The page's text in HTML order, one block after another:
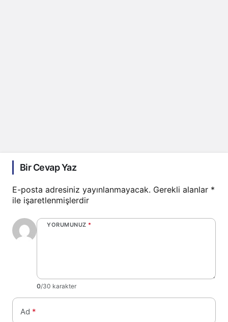
Bir Cevap Yaz
E-posta adresiniz yayınlanmayacak. Gerekli alanlar *
ile işaretlenmişlerdir
YORUMUNUZ *
0/30 karakter
Ad *